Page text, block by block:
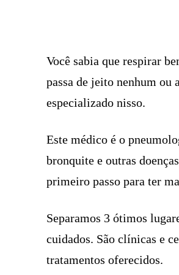
Você sabia que respirar
passa de jeito nenhum
especializado nisso.
Este médico é o
bronquite e outras
primeiro passo para ter
Separamos 3 ótimos
cuidados. São clínicas e
tratamentos oferecidos.